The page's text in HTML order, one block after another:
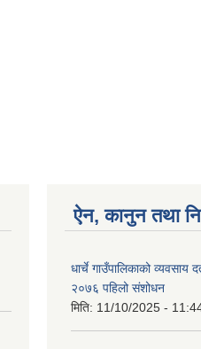
ऐन, कानुन तथा
धार्चे गाउँपालिकाको व्यवसाय
२०७६ पहिलो संशोधन
मिति: 11/10/2025 -